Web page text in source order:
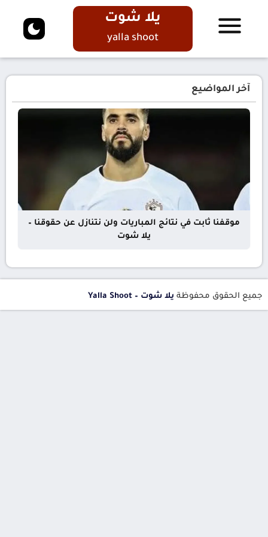
يلا شوت
yalla shoot
آخر المواضيع
موقفنا ثابت في نتائج المباريات ولن نتنازل عن حقوقنا –
يلا شوت
جميع الحقوق محفوظة يلا شوت – Yalla Shoot